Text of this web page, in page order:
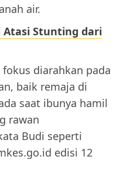
air.
Atasi Stunting dari
fokus diarahkan pada
baik remaja di
saat ibunya hamil
rawan
Budi seperti
edisi 12